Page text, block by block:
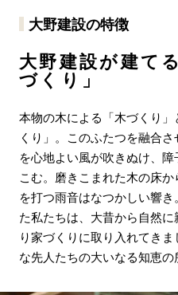
大野建設の特徴
大野建設が建て
づくり」
本物の木による「木づくり
くり」。このふたつを融合
を心地よい風が吹きぬけ、
こむ。磨きこまれた木の床
を打つ雨音はなつかしい響
た私たちは、大昔から自然
り家づくりに取り入れてき
な先人たちの大いなる知恵の